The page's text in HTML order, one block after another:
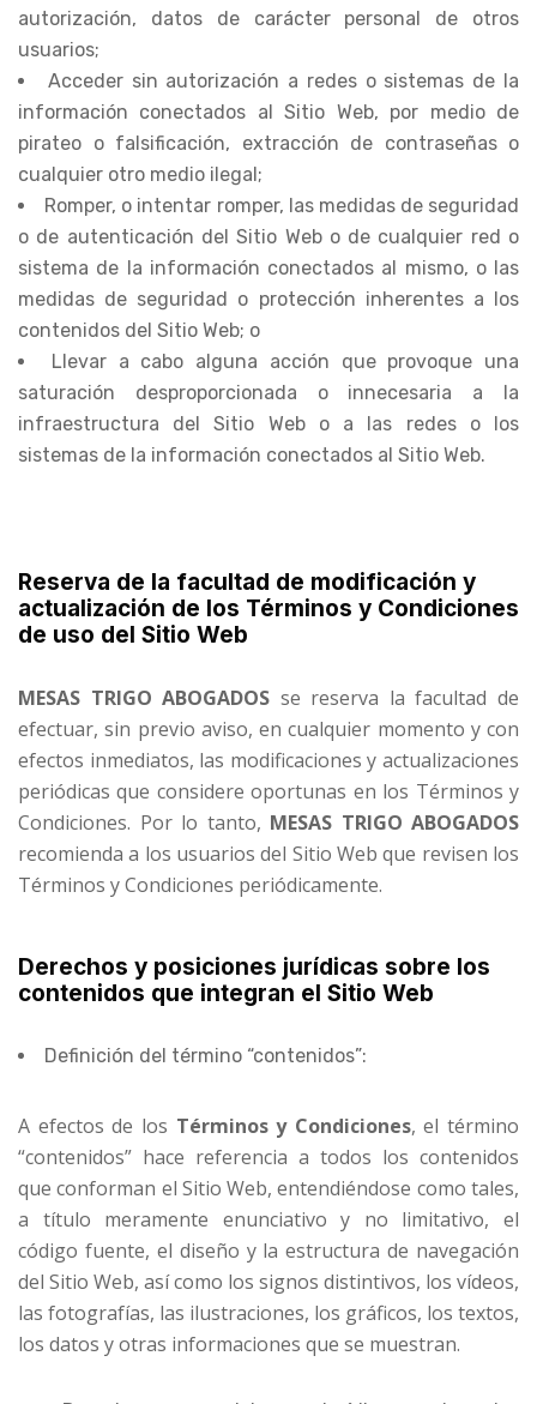
autorización, datos de carácter personal de otros
usuarios;
Acceder sin autorización a redes o sistemas de la
información conectados al Sitio Web, por medio de
pirateo o falsificación, extracción de contraseñas o
cualquier otro medio ilegal;
Romper, o intentar romper, las medidas de seguridad
o de autenticación del Sitio Web o de cualquier red o
sistema de la información conectados al mismo, o las
medidas de seguridad o protección inherentes a los
contenidos del Sitio Web; o
Llevar a cabo alguna acción que provoque una
saturación desproporcionada o innecesaria a la
infraestructura del Sitio Web o a las redes o los
sistemas de la información conectados al Sitio Web.
Reserva de la facultad de modificación y
actualización de los Términos y Condiciones
de uso del Sitio Web
MESAS TRIGO ABOGADOS se reserva la facultad de
efectuar, sin previo aviso, en cualquier momento y con
efectos inmediatos, las modificaciones y actualizaciones
periódicas que considere oportunas en los Términos y
Condiciones. Por lo tanto, MESAS TRIGO ABOGADOS
recomienda a los usuarios del Sitio Web que revisen los
Términos y Condiciones periódicamente.
Derechos y posiciones jurídicas sobre los
contenidos que integran el Sitio Web
Definición del término “contenidos”:
A efectos de los Términos y Condiciones, el término
“contenidos” hace referencia a todos los contenidos
que conforman el Sitio Web, entendiéndose como tales,
a título meramente enunciativo y no limitativo, el
código fuente, el diseño y la estructura de navegación
del Sitio Web, así como los signos distintivos, los vídeos,
las fotografías, las ilustraciones, los gráficos, los textos,
los datos y otras informaciones que se muestran.